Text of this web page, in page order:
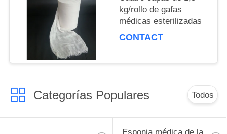
PRIVACY
POLICY
kg/rollo de gafas
médicas esterilizadas
CONTACT
Categorías Populares Todos